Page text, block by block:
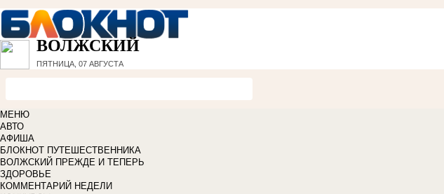
ВОЛЖСКИЙ
ПЯТНИЦА, 07 АВГУСТА
МЕНЮ
АВТО
АФИША
БЛОКНОТ ПУТЕШЕСТВЕННИКА
ВОЛЖСКИЙ ПРЕЖДЕ И ТЕПЕРЬ
ЗДОРОВЬЕ
КОММЕНТАРИЙ НЕДЕЛИ